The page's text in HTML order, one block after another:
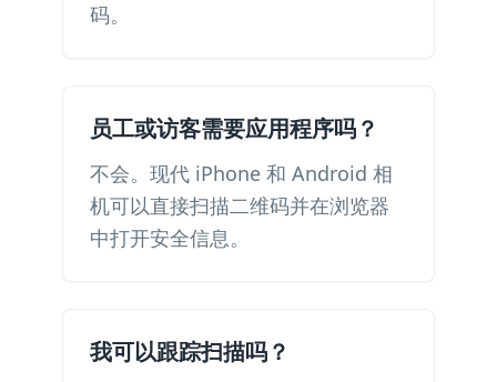
码。
员工或访客需要应用程序吗？
不会。现代 iPhone 和 Android 相
机可以直接扫描二维码并在浏览器
中打开安全信息。
我可以跟踪扫描吗？